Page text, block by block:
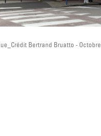
Bertrand Bruatto - Octobre